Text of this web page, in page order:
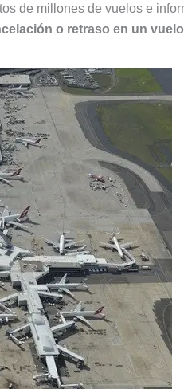
de millones de vuelos e
o retraso en un